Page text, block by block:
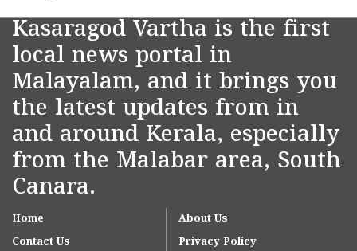
Kasaragod Vartha is the first
local news portal in
Malayalam, and it brings you
the latest updates from in
and around Kerala, especially
from the Malabar area, South
Canara.
Home
About Us
Contact Us
Privacy Policy